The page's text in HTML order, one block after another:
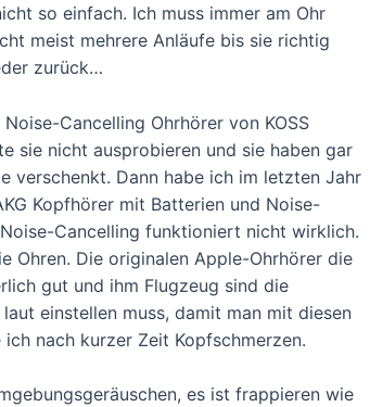
so einfach. Ich muss immer am Ohr
meist mehrere Anläufe bis sie richtig
zurück…
Cancelling Ohrhörer von KOSS
sie nicht ausprobieren und sie haben gar
verschenkt. Dann habe ich im letzten Jahr
Kopfhörer mit Batterien und Noise-
Cancelling funktioniert nicht wirklich.
Ohren. Die originalen Apple-Ohrhörer die
gut und ihm Flugzeug sind die
einstellen muss, damit man mit diesen
nach kurzer Zeit Kopfschmerzen.
es ist frappieren wie